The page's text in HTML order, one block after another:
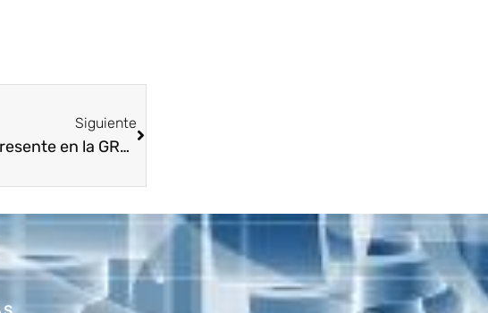
Siguiente
Asopartes Seccional Caribe presente en la GRAN MARCHA EN CONTRA LA EXTORSIÓN